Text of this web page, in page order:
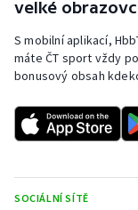
Rychlostní
Short track
Sportovní
velké
S mobilní aplikací,
máte ČT sport vždy
bonusový obsah
SOCIÁLNÍ SÍTĚ